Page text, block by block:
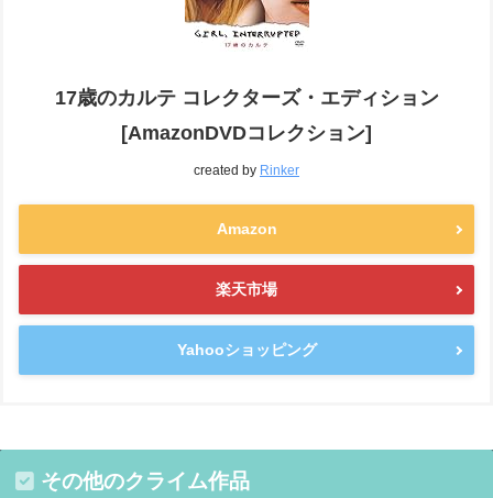
17歳のカルテ コレクターズ・エディション
[AmazonDVDコレクション]
created by Rinker
Amazon
楽天市場
Yahooショッピング
その他のクライム作品